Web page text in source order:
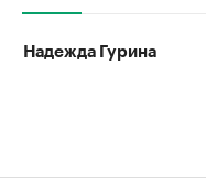
Надежда Гурина